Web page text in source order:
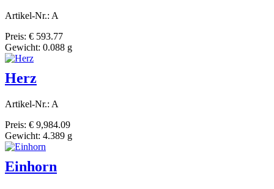
Artikel-Nr.: A
Preis: € 593.77
Gewicht: 0.088 g
Herz
Artikel-Nr.: A
Preis: € 9,984.09
Gewicht: 4.389 g
Einhorn